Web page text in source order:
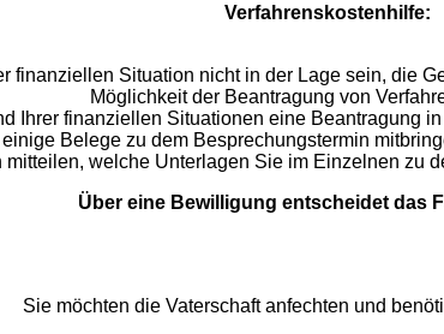
Verfahrenskostenhilfe:
finanziellen Situation nicht in der Lage sein, die
Möglichkeit der Beantragung von
Ihrer finanziellen Situationen eine Beantragung
Belege zu dem Besprechungstermin
mitteilen, welche Unterlagen Sie im Einzelnen zu
Über eine Bewilligung entscheidet das
Sie möchten die Vaterschaft anfechten und